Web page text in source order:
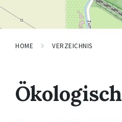
HOME VERZEICHNIS
Ökologisch